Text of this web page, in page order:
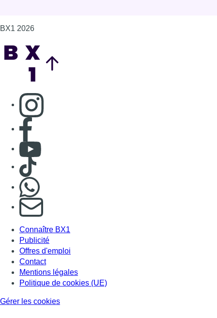
BX1 2026
Consulter page Instagram
Consulter page Facebook
Consulter Youtube
Consulter TikTok
S'abonner à notre newsletter
Connaître BX1
Publicité
Offres d'emploi
Contact
Mentions légales
Politique de cookies (UE)
Gérer les cookies